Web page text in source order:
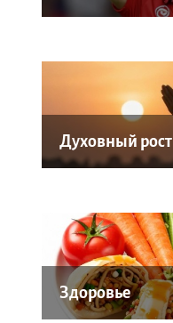
Духовный рост
Здоровье